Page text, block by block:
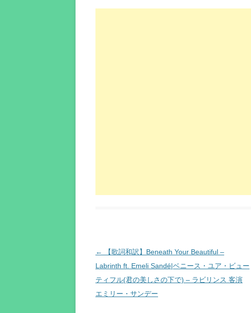
投
稿
ナ
ビ
←
【歌詞和訳】Beneath Your Beautiful –
Labrinth ft. Emeli Sandé|ベニース・ユア・ビュー
ティフル(君の美しさの下で) – ラビリンス 客演
エミリー・サンデー